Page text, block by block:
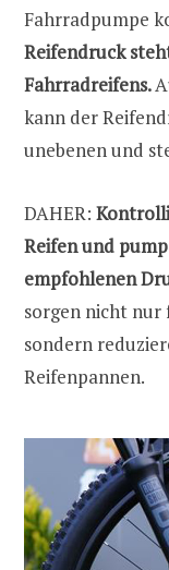
Fahrradpumpe
Reifendruck
Fahrradreifens.
kann der
unebenen und
DAHER:
Reifen und
empfohlenen
sorgen nicht nur
sondern
Reifenpannen.